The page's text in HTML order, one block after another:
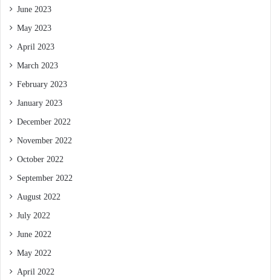
June 2023
May 2023
April 2023
March 2023
February 2023
January 2023
December 2022
November 2022
October 2022
September 2022
August 2022
July 2022
June 2022
May 2022
April 2022